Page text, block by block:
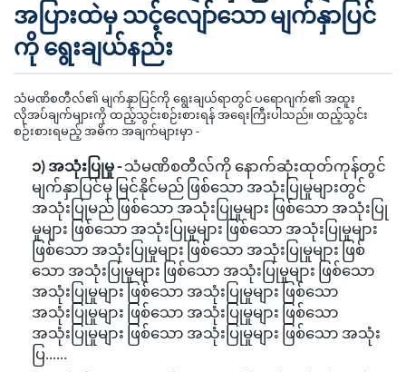
အပြားထဲမှ သင့်လျော်သော မျက်နှာပြင်
ကို ရွေးချယ်နည်း
သံမဏိစတီလ်၏ မျက်နှာပြင်ကို ရွေးချယ်ရာတွင် ပရောဂျက်၏ အထူး
လိုအပ်ချက်များကို ထည့်သွင်းစဉ်းစားရန် အရေးကြီးပါသည်။ ထည့်သွင်း
စဉ်းစားရမည့် အဓိက အချက်များမှာ -
၁) အသုံးပြုမှု -သံမဏိစတီလ်ကို နောက်ဆုံးထုတ်ကုန်တွင်
မျက်နှာပြင်မှ မြင်နိုင်မည် ဖြစ်သော အသုံးပြုမှုများတွင်
အသုံးပြုမည် ဖြစ်သော အသုံးပြုမှုများ ဖြစ်သော အသုံးပြု
မှုများ ဖြစ်သော အသုံးပြုမှုများ ဖြစ်သော အသုံးပြုမှုများ
ဖြစ်သော အသုံးပြုမှုများ ဖြစ်သော အသုံးပြုမှုများ ဖြစ်
သော အသုံးပြုမှုများ ဖြစ်သော အသုံးပြုမှုများ ဖြစ်သော
အသုံးပြုမှုများ ဖြစ်သော အသုံးပြုမှုများ ဖြစ်သော
အသုံးပြုမှုများ ဖြစ်သော အသုံးပြုမှုများ ဖြစ်သော
အသုံးပြုမှုများ ဖြစ်သော အသုံးပြုမှုများ ဖြစ်သော အသုံး
ပြ......